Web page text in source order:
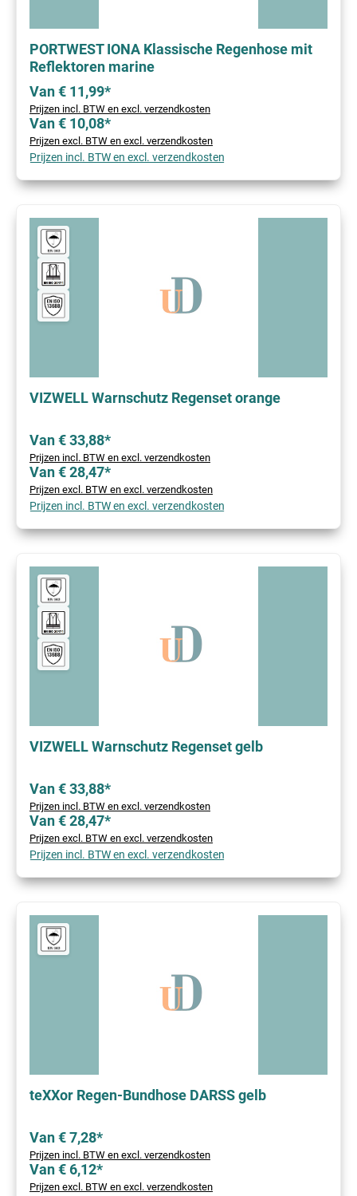
PORTWEST IONA Klassische Regenhose mit
Reflektoren marine
Van € 11,99*
Prijzen incl. BTW en excl. verzendkosten
Van € 10,08*
Prijzen excl. BTW en excl. verzendkosten
Prijzen incl. BTW en excl. verzendkosten
VIZWELL Warnschutz Regenset orange
Van € 33,88*
Prijzen incl. BTW en excl. verzendkosten
Van € 28,47*
Prijzen excl. BTW en excl. verzendkosten
Prijzen incl. BTW en excl. verzendkosten
VIZWELL Warnschutz Regenset gelb
Van € 33,88*
Prijzen incl. BTW en excl. verzendkosten
Van € 28,47*
Prijzen excl. BTW en excl. verzendkosten
Prijzen incl. BTW en excl. verzendkosten
teXXor Regen-Bundhose DARSS gelb
Van € 7,28*
Prijzen incl. BTW en excl. verzendkosten
Van € 6,12*
Prijzen excl. BTW en excl. verzendkosten